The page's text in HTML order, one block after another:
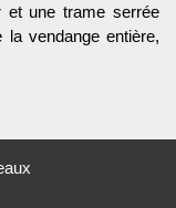
et une trame serrée
vendange entière,